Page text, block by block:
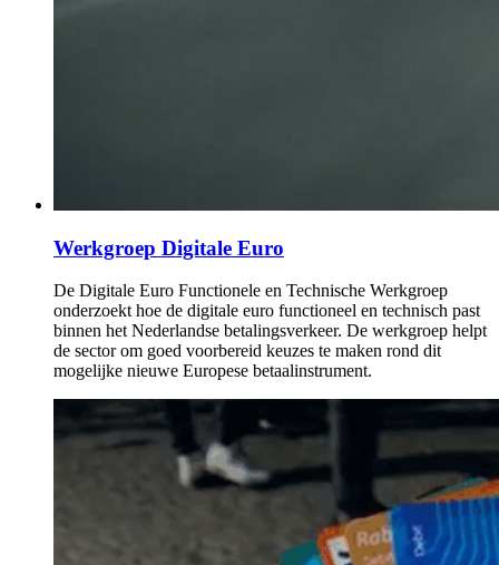
Werkgroep Digitale Euro
De Digitale Euro Functionele en Technische Werkgroep
onderzoekt hoe de digitale euro functioneel en technisch past
binnen het Nederlandse betalingsverkeer. De werkgroep helpt
de sector om goed voorbereid keuzes te maken rond dit
mogelijke nieuwe Europese betaalinstrument.